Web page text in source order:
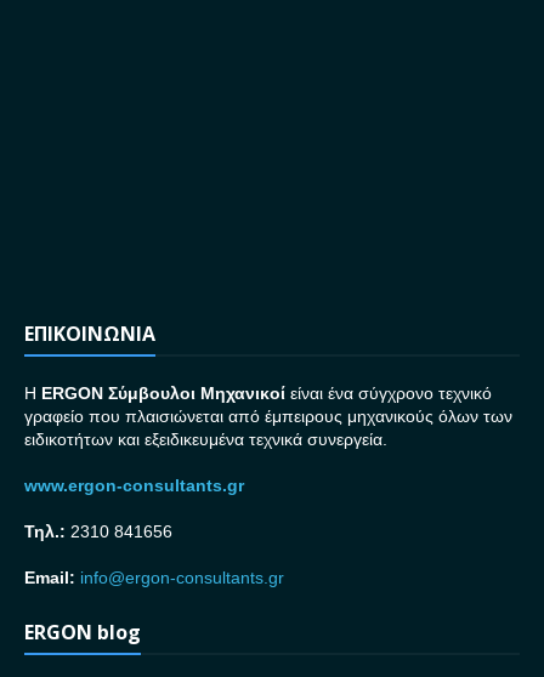
ΕΠΙΚΟΙΝΩΝΙΑ
H ERGON Σύμβουλοι Μηχανικοί είναι ένα σύγχρονο τεχνικό
γραφείο που πλαισιώνεται από έμπειρους μηχανικούς όλων των
ειδικοτήτων και εξειδικευμένα τεχνικά συνεργεία.
www.ergon-consultants.gr
Τηλ.: 2310 841656
Email: info@ergon-consultants.gr
ERGON blog